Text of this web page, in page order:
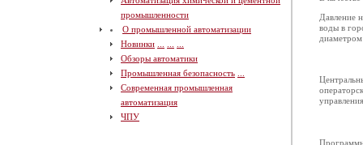
промышленности
О промышленной автоматизации
Новинки
Обзоры автоматики
Промышленная безопасность
Современная промышленная
автоматизация
ЧПУ
Давление
воды в